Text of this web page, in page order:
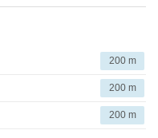
200 m
200 m
200 m